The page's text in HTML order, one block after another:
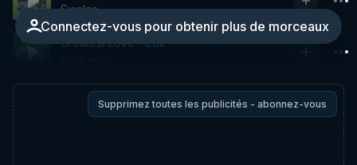
Connectez-vous pour obtenir plus de morceaux
Swales
Greatest Love - Edit
Supprimez toutes les publicités - abonnez-vous